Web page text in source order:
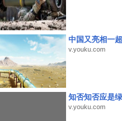
中国又亮相一
v.youku.com
知否知否应是
v.youku.com